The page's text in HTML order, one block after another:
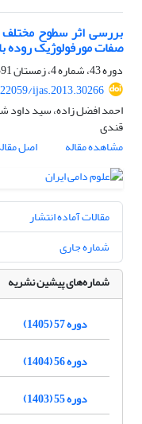
بررسی اثر سطوح مختلف
صفات مورفولوژیک روده
دوره 43، شماره 4، زمستان 1391، صفحه
ijas.2013.30266
احمد افضل زاده، سید داود
قندی
مشاهده مقاله
اصل
مقالات آماده انتشار
شماره جاری
شماره‌های پیشین نشریه
دوره 57 (1405)
دوره 56 (1404)
دوره 55 (1403)